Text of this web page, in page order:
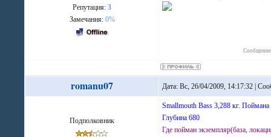
Репутация:3
Замечания: 0%
Сообщение
romanu07 Дата: Вс, 26/04/2009, 14:17:32 |
Подполковник
Smallmouth Bass 3,288 кг.
Глубина 680
Где пойман экземпляр(база,